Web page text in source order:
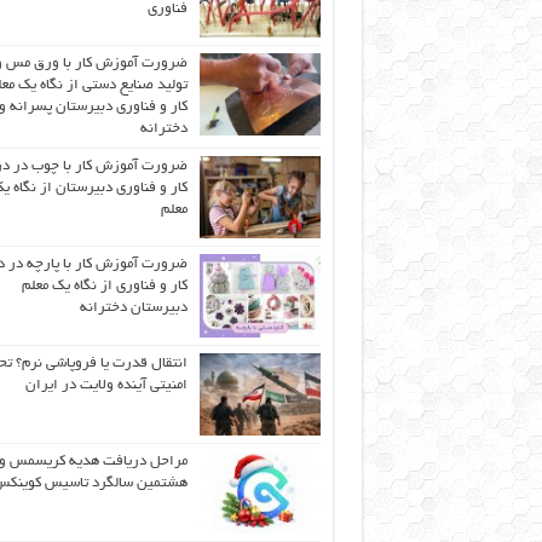
فناوری
ضرورت آموزش کار با ورق مس
تولید صنایع دستی از نگاه یک
کار و فناوری دبیرستان پسرانه و
دخترانه
ضرورت آموزش کار با چوب در
کار و فناوری دبیرستان از نگاه
معلم
ضرورت آموزش کار با پارچه
کار و فناوری از نگاه یک معلم
دبیرستان دخترانه
انتقال قدرت یا فروپاشی نرم؟
امنیتی آینده ولایت در ایران
مراحل دریافت هدیه کریسمس و
هشتمین سالگرد تاسیس